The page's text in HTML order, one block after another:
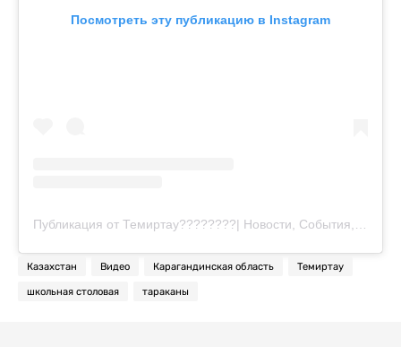
Посмотреть эту публикацию в Instagram
Казахстан Видео Карагандинская область Темиртау
школьная столовая тараканы